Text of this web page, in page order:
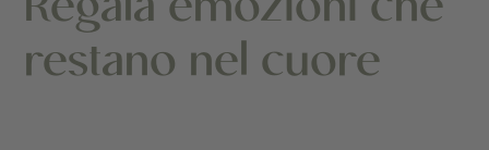
restano nel cuore